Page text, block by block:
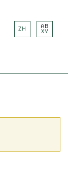
ZH
AB
XY